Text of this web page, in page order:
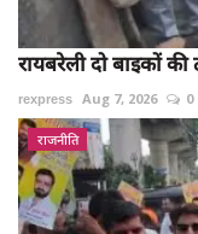
रायबरेली दो बाइकों
rexpress Aug 7, 2026 0
राजनीति